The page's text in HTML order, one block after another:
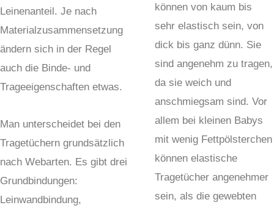
Leinenanteil. Je nach
Materialzusammensetzung
ändern sich in der Regel
auch die Binde- und
Trageeigenschaften etwas.
Man unterscheidet bei den
Tragetüchern grundsätzlich
nach Webarten. Es gibt drei
Grundbindungen:
Leinwandbindung,
können von kaum bis
sehr elastisch sein, von
dick bis ganz dünn. Sie
sind angenehm zu tragen,
da sie weich und
anschmiegsam sind. Vor
allem bei kleinen Babys
mit wenig Fettpölsterchen
können elastische
Tragetücher angenehmer
sein, als die gewebten